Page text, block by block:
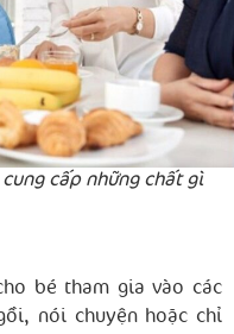
cấp những chất gì
bé tham gia vào các
nói chuyện hoặc chỉ